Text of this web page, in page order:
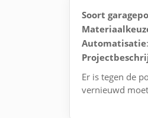
Soort
Automatisatie
Er is tegen de
vernieuwd